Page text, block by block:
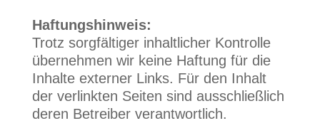
Haftungshinweis:
Trotz sorgfältiger inhaltlicher Kontrolle
übernehmen wir keine Haftung für die
Inhalte externer Links. Für den Inhalt
der verlinkten Seiten sind ausschließlich
deren Betreiber verantwortlich.